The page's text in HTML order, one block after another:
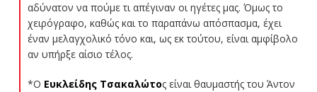
αδύνατον να πούμε τι απέγιναν οι ηγέτες μας. Όμως το
χειρόγραφο, καθώς και το παραπάνω απόσπασμα, έχει
έναν μελαγχολικό τόνο και, ως εκ τούτου, είναι αμφίβολο
αν υπήρξε αίσιο τέλος.
*Ο Ευκλείδης Τσακαλώτος είναι θαυμαστής του Άντον